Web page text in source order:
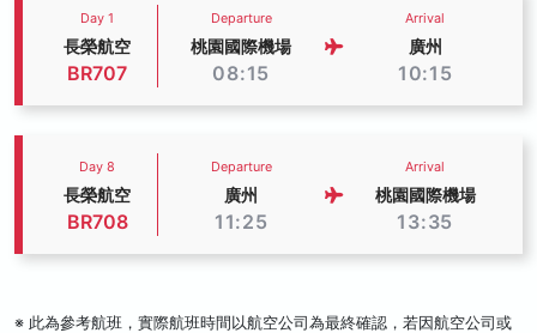
Day 1
長榮航空
BR707
Departure
桃園國際機場
08:15
Arrival
廣州
10:15
Day 8
長榮航空
BR708
Departure
廣州
11:25
Arrival
桃園國際機場
13:35
※ 此為參考航班，實際航班時間以航空公司為最終確認，若因航空公司或